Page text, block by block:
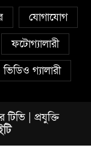
যোগাযোগ
ফটোগ্যালারী
ভিডিও গ্যালারী
| প্রযুক্তি